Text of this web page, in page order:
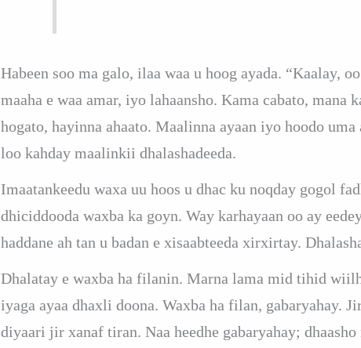
Habeen soo ma galo, ilaa waa u hoog ayada. “Kaalay,
maaha e waa amar, iyo lahaansho. Kama cabato,
hogato, hayinna ahaato. Maalinna ayaan iyo hoodo
loo kahday maalinkii dhalashadeeda.
Imaatankeedu waxa uu hoos u dhac ku noqday gogol
dhiciddooda waxba ka goyn. Way karhayaan oo ay
haddane ah tan u badan e xisaabteeda xirxirtay.
Dhalatay e waxba ha filanin. Marna lama mid tihid
iyaga ayaa dhaxli doona. Waxba ha filan, gabaryahay.
diyaari jir xanaf tiran. Naa heedhe gabaryahay;